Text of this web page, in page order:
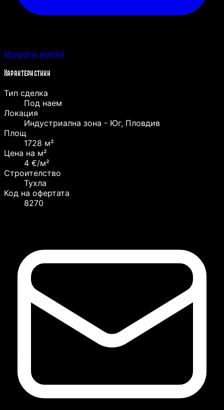
Изпрати имейл
Характеристики
Тип сделка
Под наем
Локация
Индустриална зона - Юг, Пловдив
Площ
1728 м²
Цена на м²
4 €/м²
Строителство
Тухла
Код на офертата
8270